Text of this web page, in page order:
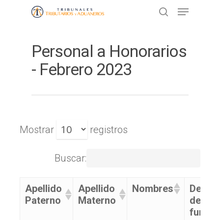
Presione ENTER para buscar o ESC
para cerrar
Personal a Honorarios
- Febrero 2023
Mostrar registros
Buscar:
Apellido
Paterno
Apellido
Materno
Nombres
de la